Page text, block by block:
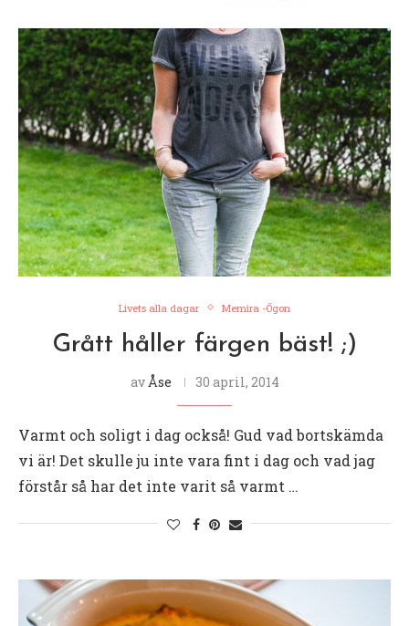
Livets alla dagar Memira -Ögon
Grått håller färgen bäst! ;)
av Åse 30 april, 2014
Varmt och soligt i dag också! Gud vad bortskämda
vi är! Det skulle ju inte vara fint i dag och vad jag
förstår så har det inte varit så varmt …